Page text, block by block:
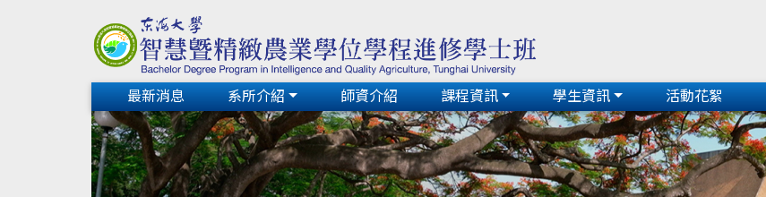
最新消息 系所介紹 師資介紹 課程資訊 學生資訊 活動花絮